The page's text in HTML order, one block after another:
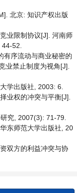
北京: 知识产权出版
业限制协议[J]. 河南师
52.
有序流动与商业秘密的
禁止制度为视角[J].
学出版社, 2003: 6.
业权的冲突与平衡[J].
究, 2007(3): 71-79.
东师范大学出版社, 20
双方的利益冲突与协